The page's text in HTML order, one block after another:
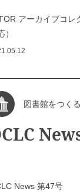
アーカイブコレ
）
図書館をつくる
News 第47号